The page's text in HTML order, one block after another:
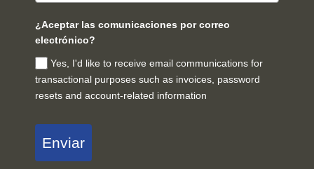
¿Aceptar las comunicaciones por correo
electrónico?
Yes, I'd like to receive email communications for
transactional purposes such as invoices, password
resets and account-related information
Enviar